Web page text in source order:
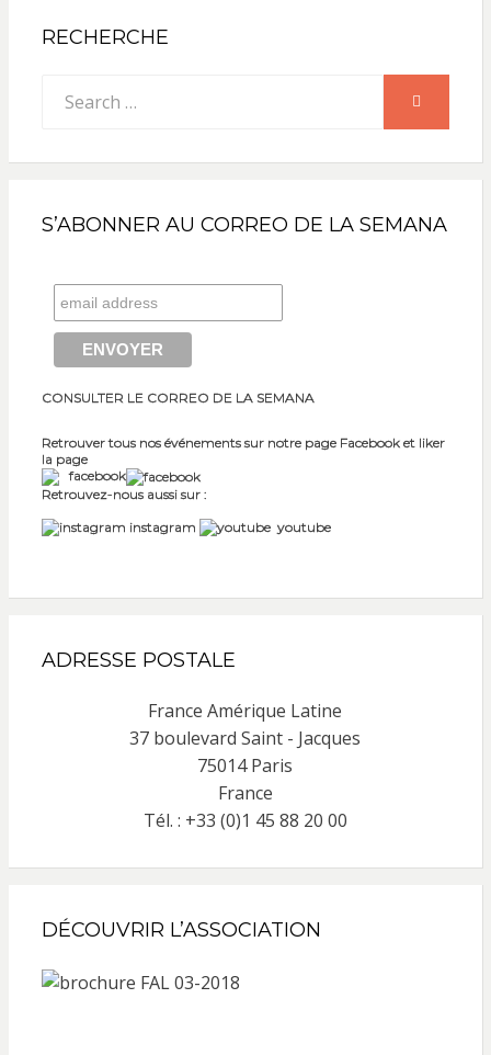
RECHERCHE
for:
SEARCH
S’ABONNER AU CORREO DE LA SEMANA
CONSULTER LE CORREO DE LA SEMANA
Retrouver tous nos événements sur notre page Facebook et liker
la page
facebook
Retrouvez-nous aussi sur :
instagram
youtube
ADRESSE POSTALE
France Amérique Latine
37 boulevard Saint - Jacques
75014 Paris
France
Tél. : +33 (0)1 45 88 20 00
DÉCOUVRIR L’ASSOCIATION